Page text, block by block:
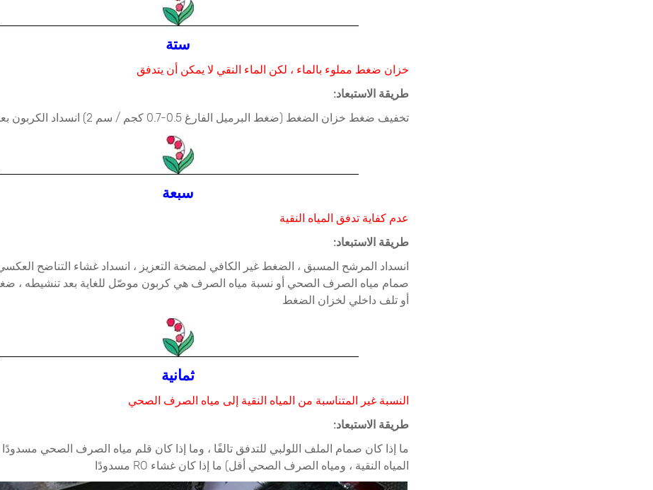
ستة
خزان ضغط مملوء بالماء ، لكن الماء النقي لا يمكن أن يتدفق
طريقة الاستبعاد:
تخفيف ضغط خزان الضغط (ضغط البرميل الفارغ 0.5-0.7 كجم / سم 2) انسداد الكربون بعد التنشيط
سبعة
عدم كفاية تدفق المياه النقية
طريقة الاستبعاد:
انسداد المرشح المسبق ، الضغط غير الكافي لمضخة التعزيز ، انسداد غشاء التناضح
صمام مياه الصرف الصحي أو نسبة مياه الصرف هي كربون موصّل للغاية بعد تنشيطه ،
أو تلف داخلي لخزان الضغط
ثمانية
النسبة غير المتناسبة من المياه النقية إلى مياه الصرف الصحي
طريقة الاستبعاد:
ما إذا كان صمام الملف اللولبي للتدفق تالفًا ، وما إذا كان قلم مياه الصرف الصحي
المياه النقية ، ومياه الصرف الصحي أقل) ما إذا كان غشاء RO مسدودًا